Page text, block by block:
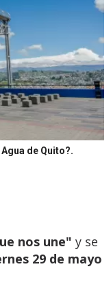
de Quito?.
nos une" y se
29 de mayo